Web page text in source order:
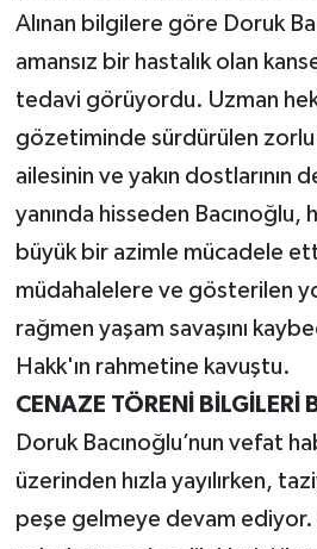
Alınan bilgilere göre Doruk
amansız bir hastalık olan
tedavi görüyordu. Uzman
gözetiminde sürdürülen
ailesinin ve yakın dostlarının
yanında hisseden Bacınoğlu,
büyük bir azimle mücadele
müdahalelere ve gösterilen
rağmen yaşam savaşını
Hakk'ın rahmetine kavuştu.
CENAZE TÖRENİ BİLGİLERİ
Doruk Bacınoğlu’nun vefat
üzerinden hızla yayılırken,
peşe gelmeye devam ediyor.